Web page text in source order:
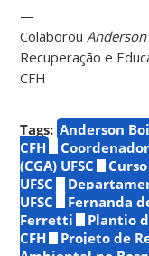
—
Colaborou
Recuperação e
CFH
Tags: Anderson
CFH
(CGA) UFSC
UFSC
UFSC
Fernanda
Ferretti
Plantio
CFH
Projeto de